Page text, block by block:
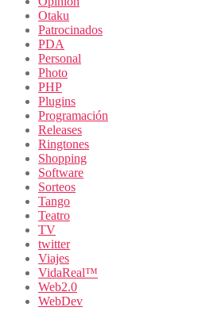
Otaku
Patrocinados
PDA
Personal
Photo
PHP
Plugins
Programación
Releases
Ringtones
Shopping
Software
Sorteos
Tango
Teatro
TV
twitter
Viajes
VidaReal™
Web2.0
WebDev